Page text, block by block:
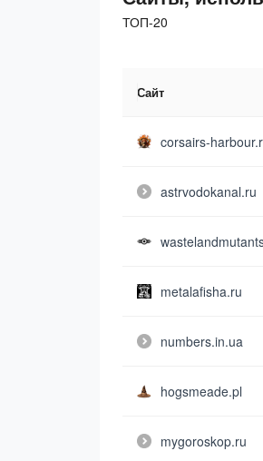
ТОП-20
Сайт
corsairs-
astrvodokanal.ru
metalafisha.ru
numbers.in.ua
hogsmeade.pl
mygoroskop.ru